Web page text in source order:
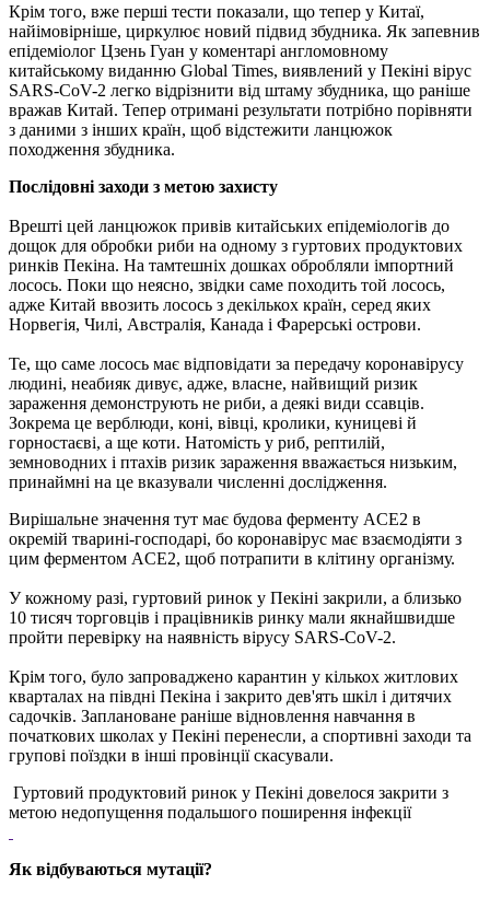
Крім того, вже перші тести показали, що тепер у Китаї,
найімовірніше, циркулює новий підвид збудника. Як запевнив
епідеміолог Цзень Гуан у коментарі англомовному
китайському виданню Global Times, виявлений у Пекіні вірус
SARS-CoV-2 легко відрізнити від штаму збудника, що раніше
вражав Китай. Тепер отримані результати потрібно порівняти
з даними з інших країн, щоб відстежити ланцюжок
походження збудника.
Послідовні заходи з метою захисту
Врешті цей ланцюжок привів китайських епідеміологів до
дощок для обробки риби на одному з гуртових продуктових
ринків Пекіна. На тамтешніх дошках обробляли імпортний
лосось. Поки що неясно, звідки саме походить той лосось,
адже Китай ввозить лосось з декількох країн, серед яких
Норвегія, Чилі, Австралія, Канада і Фарерські острови.
Те, що саме лосось має відповідати за передачу коронавірусу
людині, неабияк дивує, адже, власне, найвищий ризик
зараження демонструють не риби, а деякі види ссавців.
Зокрема це верблюди, коні, вівці, кролики, куницеві й
горностаєві, а ще коти. Натомість у риб, рептилій,
земноводних і птахів ризик зараження вважається низьким,
принаймні на це вказували численні дослідження.
Вирішальне значення тут має будова ферменту ACE2 в
окремій тварині-господарі, бо коронавірус має взаємодіяти з
цим ферментом ACE2, щоб потрапити в клітину організму.
У кожному разі, гуртовий ринок у Пекіні закрили, а близько
10 тисяч торговців і працівників ринку мали якнайшвидше
пройти перевірку на наявність вірусу SARS-CoV-2.
Крім того, було запроваджено карантин у кількох житлових
кварталах на півдні Пекіна і закрито дев'ять шкіл і дитячих
садочків. Заплановане раніше відновлення навчання в
початкових школах у Пекіні перенесли, а спортивні заходи та
групові поїздки в інші провінції скасували.
Гуртовий продуктовий ринок у Пекіні довелося закрити з
метою недопущення подальшого поширення інфекції
Як відбуваються мутації?